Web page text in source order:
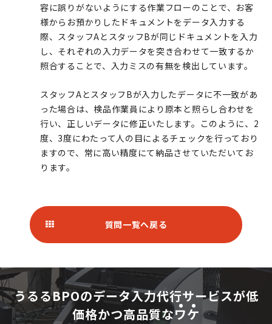
容に誤りがないようにする作業フローのことで、お客
様からお預かりしたドキュメントをデータ入力する
際、スタッフAとスタッフBが同じドキュメントを入力
し、それぞれの入力データを突き合わせて一致するか
照合することで、入力ミスの有無を検出しています。
スタッフAとスタッフBが入力したデータに不一致があ
った場合は、検品作業員により原本と照らし合わせを
行い、正しいデータに修正いたします。このように、2
度、3度にわたって人の目によるチェックを行っており
ますので、常に高い精度にて納品させていただいてお
ります。
質問一覧へ戻る
うるるBPOのデータ入力代行サービスが低
価格かつ高品質なワケ